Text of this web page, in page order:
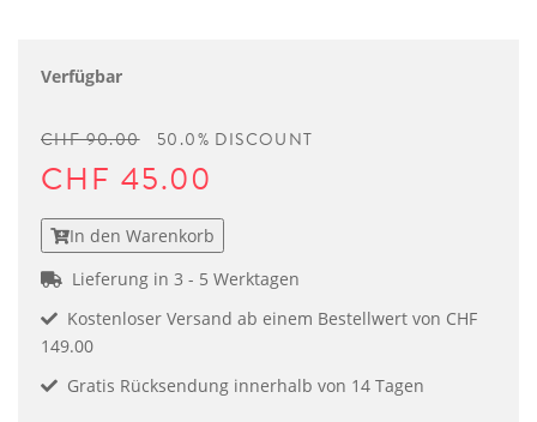
Verfügbar
CHF 90.00 50.0% DISCOUNT
CHF 45.00
In den Warenkorb
Lieferung in 3 - 5 Werktagen
Kostenloser Versand ab einem Bestellwert von CHF
149.00
Gratis Rücksendung innerhalb von 14 Tagen